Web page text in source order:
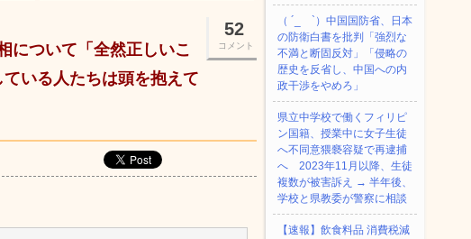
52
コメント
について「全然正しいこ
いる人たちは頭を抱えて
（ ´_ゝ`）中国国防省、日本
の防衛白書を批判「強烈な
不満と断固反対」「侵略の
歴史を反省し、中国への内
政干渉をやめろ」
県立中学校で働くフィリピ
ン国籍、授業中に女子生徒
へ不同意猥褻容疑で再逮捕
へ 2023年11月以降、生徒
複数が被害訴え → 半年後、
学校と県教委が警察に相談
【速報】飲食料品 消費税減